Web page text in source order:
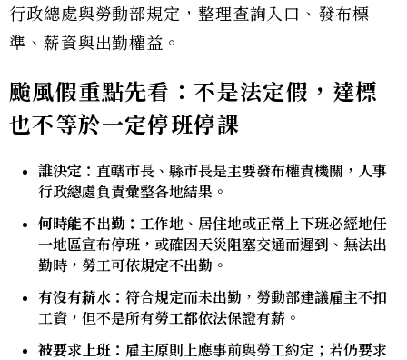
行政總處與勞動部規定，整理查詢入口、發布標
準、薪資與出勤權益。
颱風假重點先看：不是法定假，達標
也不等於一定停班停課
誰決定： 直轄市長、縣市長是主要發布權責機關，人事
行政總處負責彙整各地結果。
何時能不出勤： 工作地、居住地或正常上下班必經地任
一地區宣布停班，或確因天災阻塞交通而遲到、無法出
勤時，勞工可依規定不出勤。
有沒有薪水： 符合規定而未出勤，勞動部建議雇主不扣
工資，但不是所有勞工都依法保證有薪。
被要求上班： 雇主原則上應事前與勞工約定；若仍要求